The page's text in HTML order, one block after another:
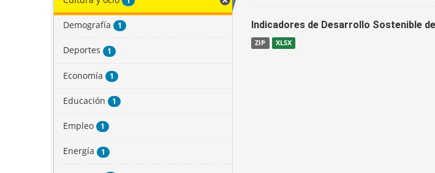
Demografía 1
Deportes 1
Economía 1
Educación 1
Empleo 1
Energía 1
Indicadores de Desarrollo Sostenible
ZIP XLSX